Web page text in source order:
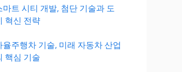
마트 시티 개발, 첨단 기술과 도
혁신 전략
율주행차 기술, 미래 자동차 산업
핵심 기술